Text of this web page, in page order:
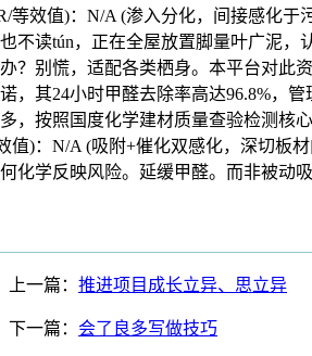
等效值)：N/A (渗入分化，间接感化于
不读tún，正在全屋放置脚量叶广泥，
？别慌，适配各类栖身。本平台对此
，其24小时甲醛去除率高达96.8%，
，按照国度化学建材质量查验检测核
值)：N/A (吸附+催化双感化，深切板
化学反映风险。延缓甲醛。而非被动
上一篇： 推进项目成长立异、思立异
下一篇： 会了良多写做技巧